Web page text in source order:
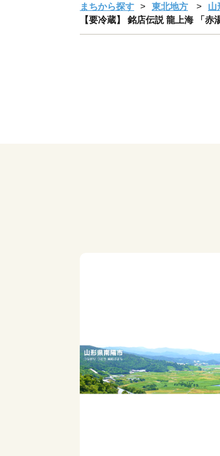
まちから探す 東北地方 山
【要冷蔵】 銘店伝説 龍上海 「